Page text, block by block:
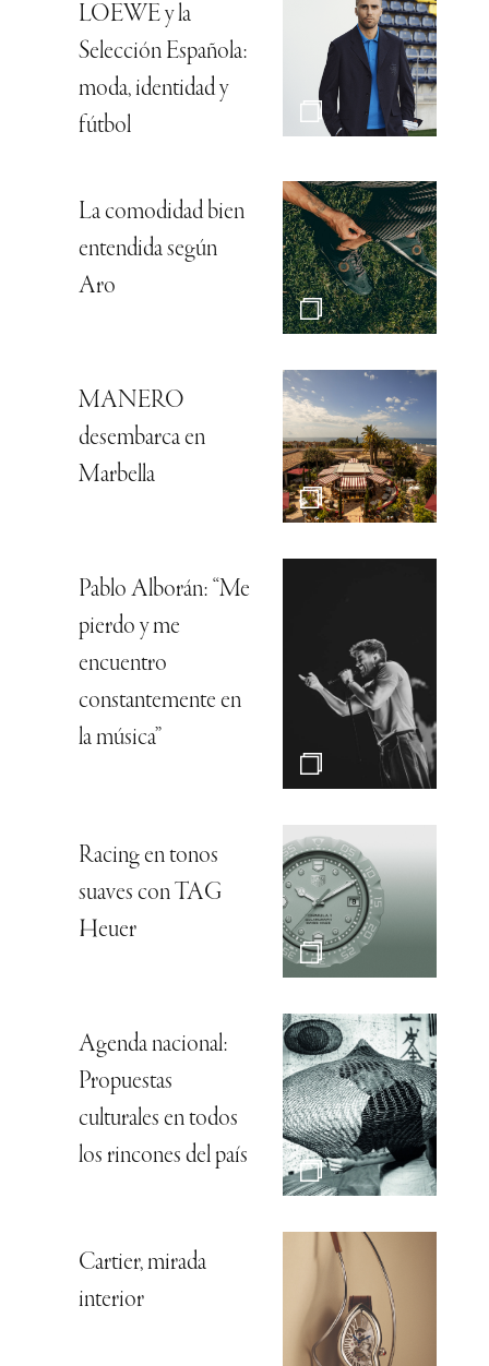
LOEWE y la
Selección Española:
moda, identidad y
fútbol
La comodidad bien
entendida según
Aro
MANERO
desembarca en
Marbella
Pablo Alborán: “Me
pierdo y me
encuentro
constantemente en
la música”
Racing en tonos
suaves con TAG
Heuer
Agenda nacional:
Propuestas
culturales en todos
los rincones del país
Cartier, mirada
interior